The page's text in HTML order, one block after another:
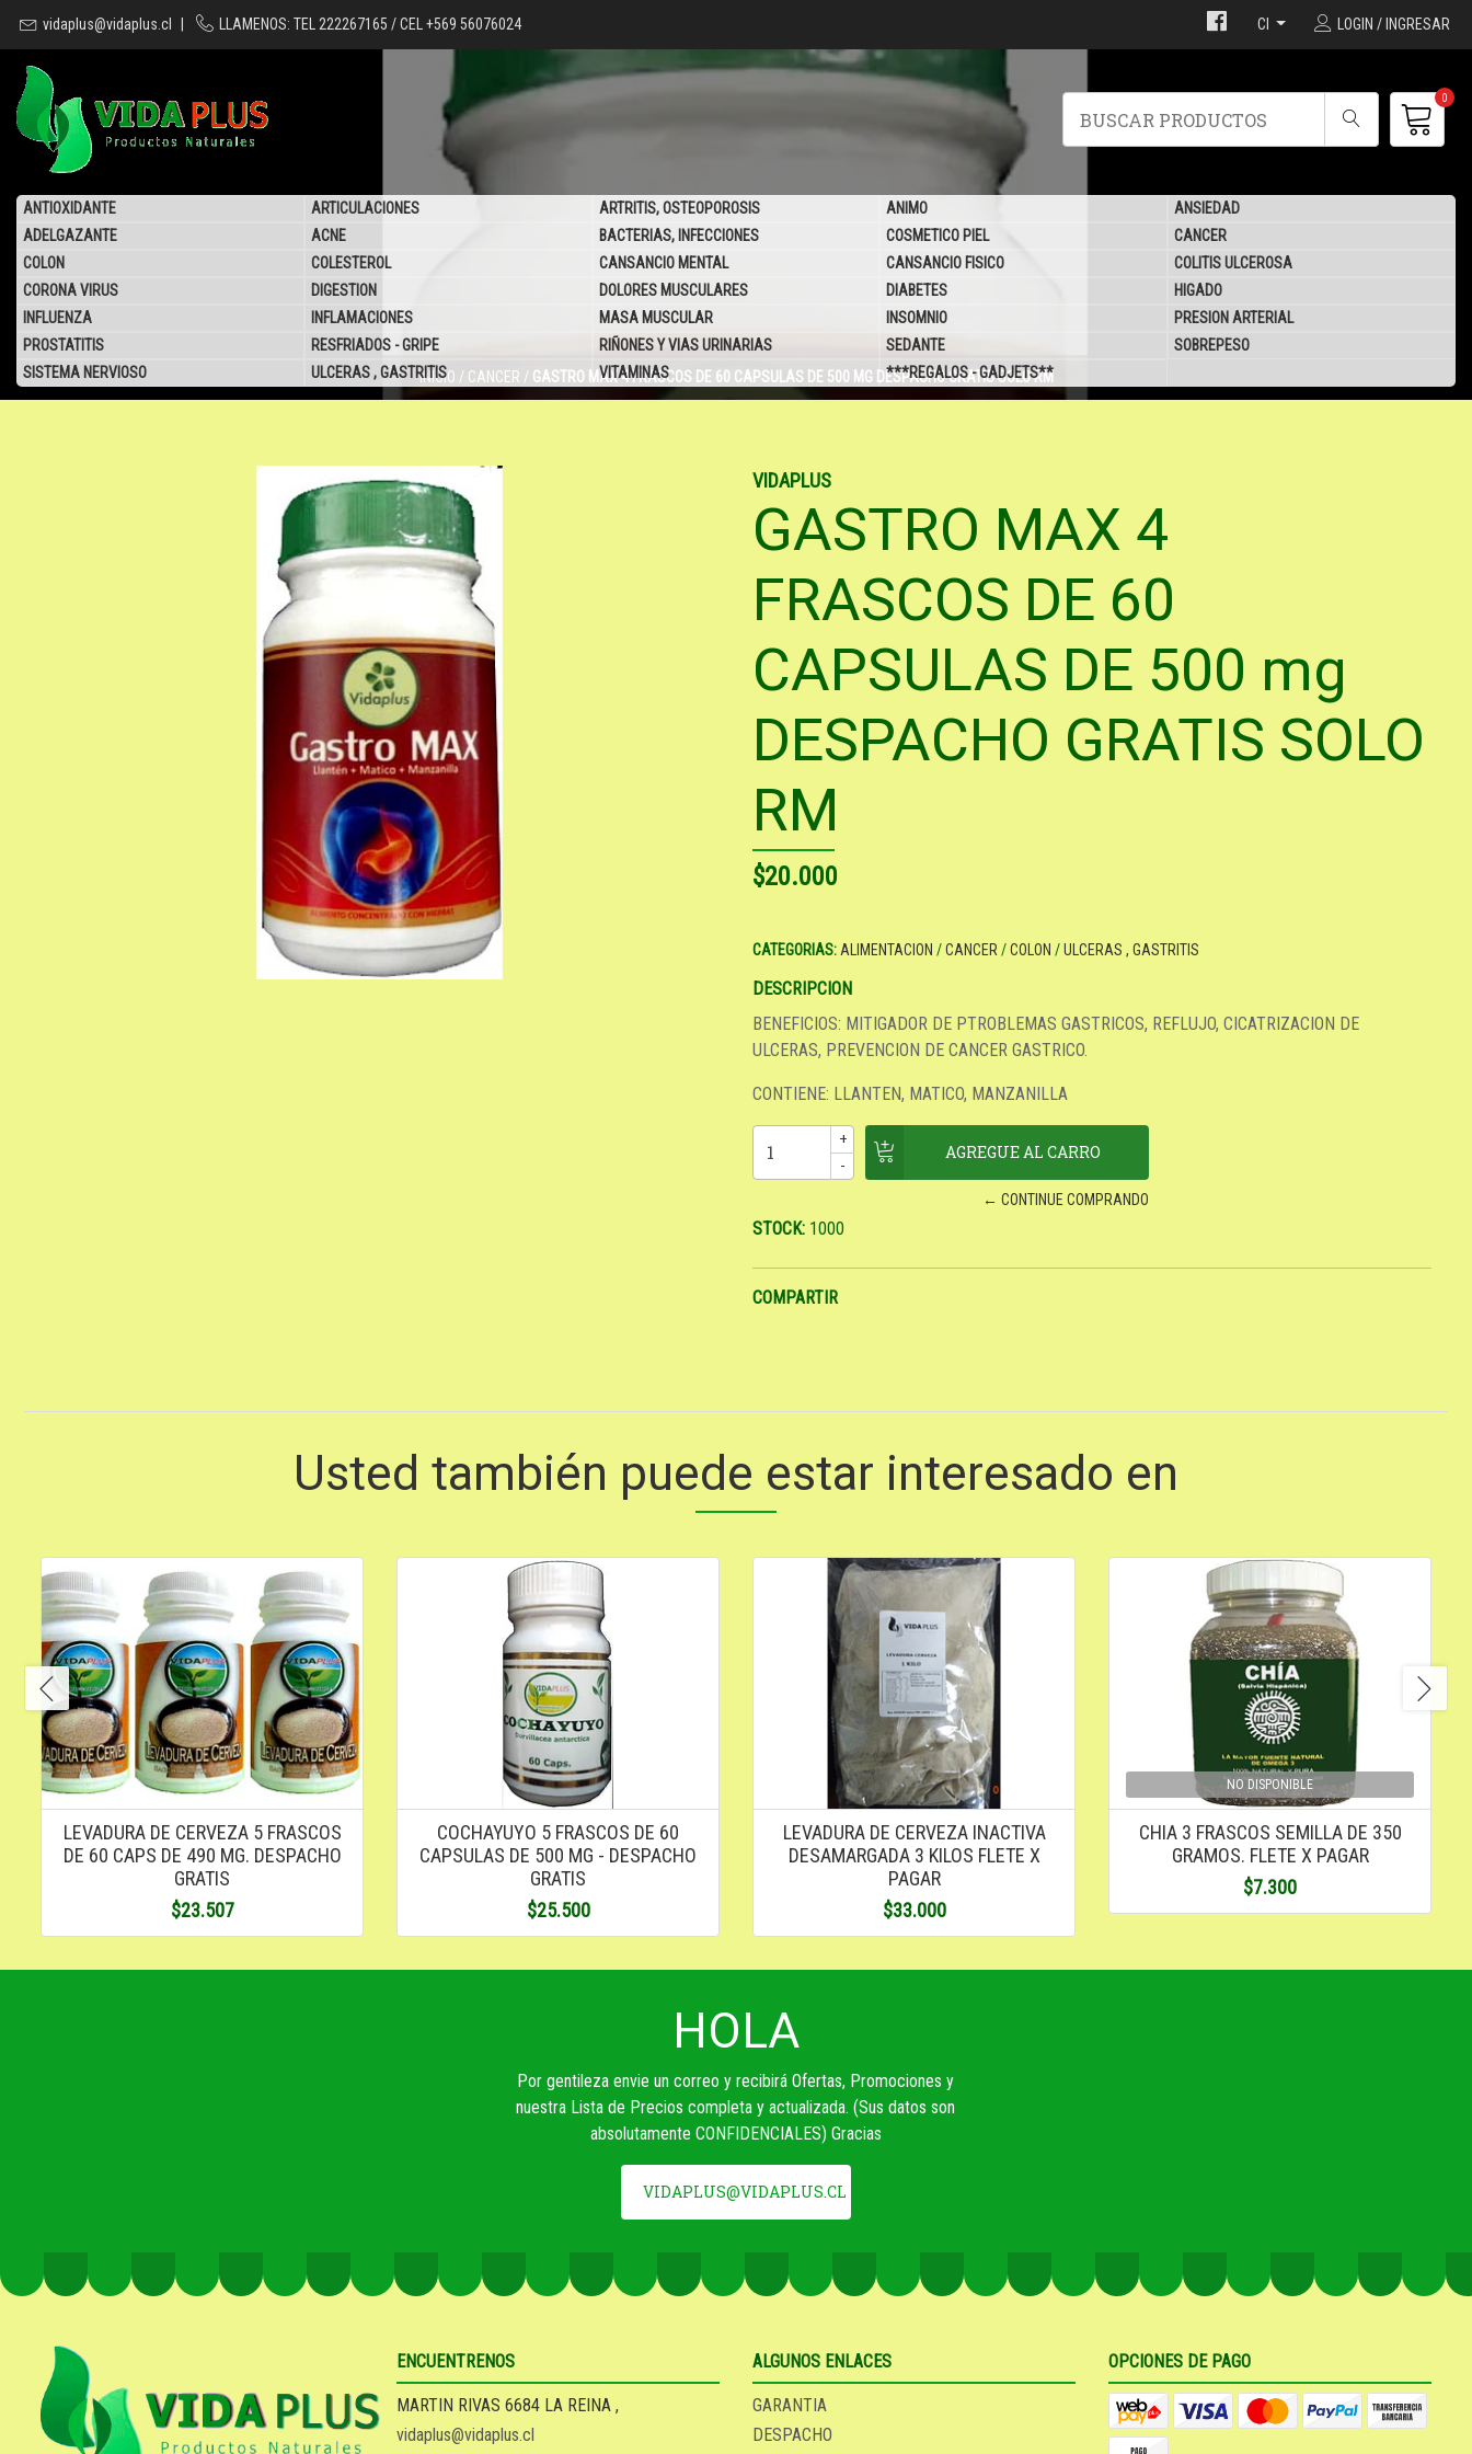
vidaplus@vidaplus.cl LLAMENOS: TEL 222267165 / CEL +569 56076024 Cl LOGIN / INGRESAR
0
ANTIOXIDANTE ARTICULACIONES ARTRITIS, OSTEOPOROSIS ANIMO
ANSIEDAD
ADELGAZANTE
ACNE BACTERIAS, INFECCIONES COSMETICO PIEL
CANCER
COLON
COLESTEROL CANSANCIO MENTAL CANSANCIO FISICO
COLITIS ULCEROSA
CORONA VIRUS
DIGESTION DOLORES MUSCULARES DIABETES
HIGADO
INFLUENZA
INFLAMACIONES MASA MUSCULAR INSOMNIO
PRESION ARTERIAL
PROSTATITIS
RESFRIADOS - GRIPE RIÑONES Y VIAS URINARIAS SEDANTE
SOBREPESO
SISTEMA NERVIOSO
ULCERAS , GASTRITIS VITAMINAS ***REGALOS - GADJETS**
INICIO / CANCER / GASTRO MAX 4 FRASCOS DE 60 CAPSULAS DE 500 MG DESPACHO GRATIS SOLO RM
VIDAPLUS
GASTRO MAX 4
FRASCOS DE 60
CAPSULAS DE 500 mg
DESPACHO GRATIS SOLO
RM
$20.000
CATEGORIAS: ALIMENTACION /CANCER /COLON /ULCERAS , GASTRITIS
DESCRIPCION
BENEFICIOS: MITIGADOR DE PTROBLEMAS GASTRICOS, REFLUJO, CICATRIZACION DE
ULCERAS, PREVENCION DE CANCER GASTRICO.
CONTIENE: LLANTEN, MATICO, MANZANILLA
+
-
← CONTINUE COMPRANDO
STOCK: 1000
COMPARTIR
Usted también puede estar interesado en
LEVADURA DE CERVEZA 5 FRASCOS
DE 60 CAPS DE 490 MG. DESPACHO
GRATIS
$23.507
COCHAYUYO 5 FRASCOS DE 60
CAPSULAS DE 500 MG - DESPACHO
GRATIS
$25.500
LEVADURA DE CERVEZA INACTIVA
DESAMARGADA 3 KILOS FLETE X
PAGAR
$33.000
NO DISPONIBLE
CHIA 3 FRASCOS SEMILLA DE 350
GRAMOS. FLETE X PAGAR
$7.300
HOLA
Por gentileza envie un correo y recibirá Ofertas, Promociones y
nuestra Lista de Precios completa y actualizada. (Sus datos son
absolutamente CONFIDENCIALES) Gracias
VIDAPLUS@VIDAPLUS.CL
ENCUENTRENOS
MARTIN RIVAS 6684 LA REINA ,
vidaplus@vidaplus.cl
ALGUNOS ENLACES
GARANTIA
DESPACHO
OPCIONES DE PAGO